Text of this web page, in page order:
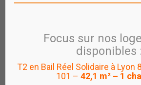
Les premières
Vénissieux ont été
inaugurées
Focus sur nos
disponibles :
T2 en Bail Réel Solidaire à Lyon
101 – 42,1 m² – 1